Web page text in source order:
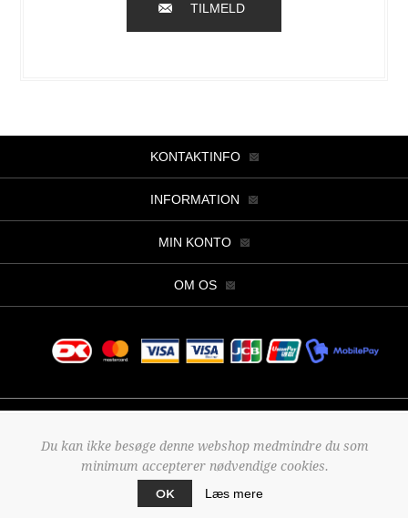
TILMELD
KONTAKTINFO
INFORMATION
MIN KONTO
OM OS
Powered bynopCommerce
Designed by2Bdesign
Du kan ikke besøge denne webshop medmindre du som
minimum accepterer nødvendige cookies.
OK
Læs mere